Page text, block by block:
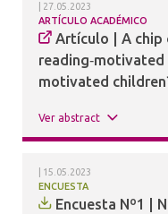
ARTÍCULO ACADÉMICO
27.05.2023
Artículo | A
reading‐motivated
motivated
Ver abstract
ENCUESTA
15.05.2023
Encuesta Nº1 |